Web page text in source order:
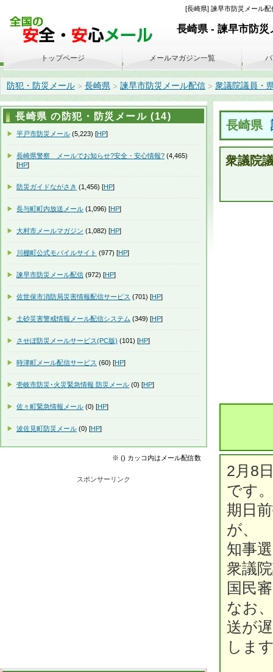
[長崎県] 諫早市防災メール
長崎県 - 諫早市防災
防犯・防災メール > 長崎県 > 諫早市防災メール配信 > 衆議院議員・
長崎県
衆議院
2月8
です。
期日
が、
知事
衆議
国民
なお
送が
しま
トップページ メールマガジン一覧
長崎県 の防犯・防災メール (14)
平戸市防災メール (5,223) [HP]
長崎県警察 メールでお知らせ?安全・安心情報? (4,465)
[HP]
防災ガイドながさき (1,456) [HP]
長与町町内放送メール (1,096) [HP]
大村市メールマガジン (1,082) [HP]
川棚町公式モバイルサイト (977) [HP]
諫早市防災メール配信 (972) [HP]
佐世保市消防局災害情報配信サービス (701) [HP]
土砂災害警戒情報メール配信システム (349) [HP]
させぼ防災メールサービス(PC版) (101) [HP]
時津町メール配信サービス (60) [HP]
壱岐市防災･火災緊急情報 防災メール (0) [HP]
佐々町緊急情報メール (0) [HP]
波佐見町防災メール (0) [HP]
※ () カッコ内はメール配信数
スポンサーリンク